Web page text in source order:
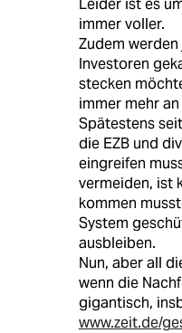
Leider ist es
immer voller.
Zudem
Investoren
stecken
immer mehr
Spätestens
die EZB und
eingreifen
vermeiden, ist
kommen
System
ausbleiben.
Nun, aber all
wenn die
gigantisch,
www.zeit.de/